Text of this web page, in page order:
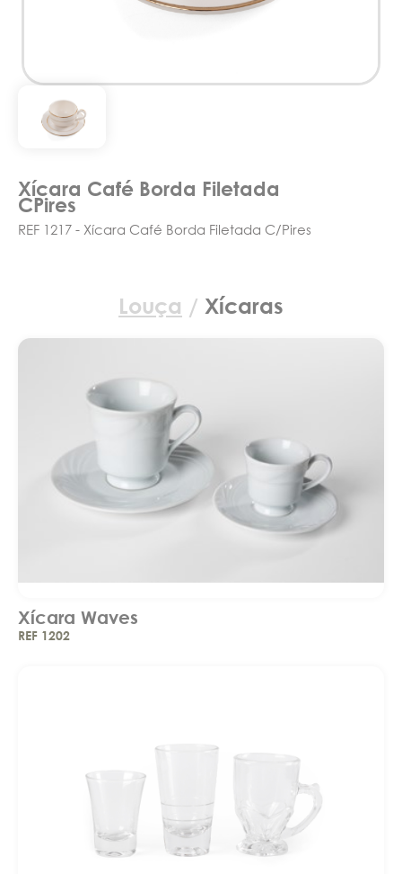
Xícara Café Borda Filetada
CPires
REF 1217 - Xícara Café Borda Filetada C/Pires
Louça / Xícaras
Xícara Waves
REF 1202